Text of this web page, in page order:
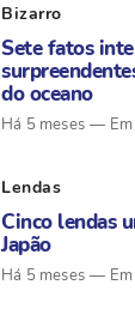
Bizarro
Sete fatos
do oceano
Há 5 meses
Lendas
Cinco lendas
Japão
Há 5 meses